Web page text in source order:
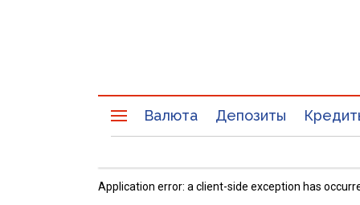
Валюта Депозиты
Application error: a client-side exception has